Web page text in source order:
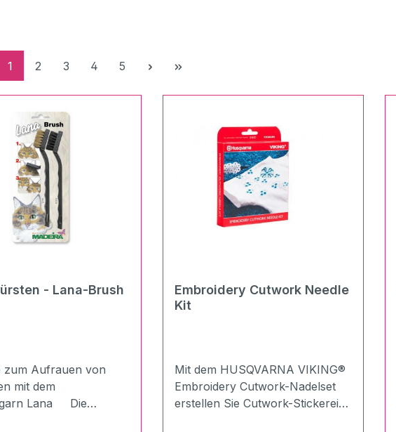
Seite
1 Seite
2 Seite
3 Seite
4 Seite
5
- Lana-Brush
Aufrauen von
mit dem
Lana Die
Embroidery Cutwork Needle
Kit
Mit dem HUSQVARNA VIKING®
Embroidery Cutwork-Nadelset
erstellen Sie Cutwork-Stickereien